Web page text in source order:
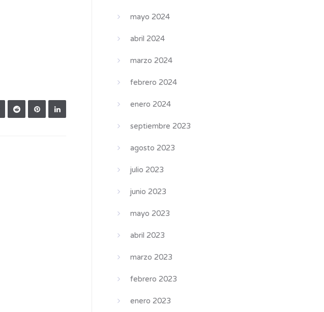
mayo 2024
abril 2024
marzo 2024
febrero 2024
enero 2024
septiembre 2023
agosto 2023
julio 2023
junio 2023
mayo 2023
abril 2023
marzo 2023
febrero 2023
enero 2023